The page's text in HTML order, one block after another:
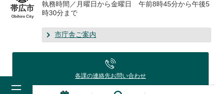
帯広市
Obihiro City
執務時間／月曜日から金曜日 午前8時45分から午後5
時30分まで
市庁舎ご案内
各課の連絡先お問い合わせ